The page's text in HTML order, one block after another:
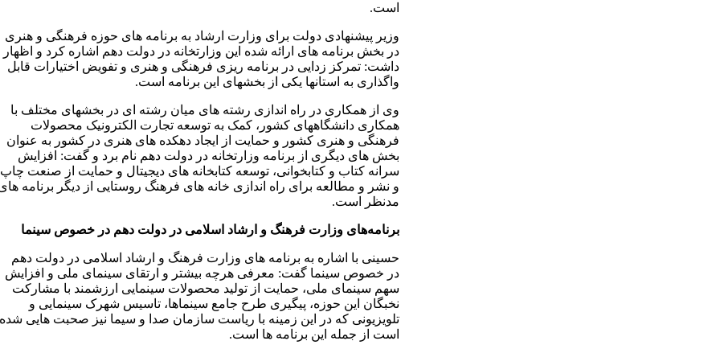
است.
وزیر پیشنهادی دولت برای وزارت ارشاد به برنامه های حوزه فرهنگی و هنری
در بخش برنامه های ارائه شده این وزارتخانه در دولت دهم اشاره کرد و اظهار
داشت: تمرکز زدایی در برنامه ریزی فرهنگی و هنری و تفویض اختیارات قابل
واگذاری به استانها یکی از بخشهای این برنامه است.
وی از همکاری در راه اندازی رشته های میان رشته ای در بخشهای مختلف با
همکاری دانشگاههای کشور، کمک به توسعه تجارت الکترونیک محصولات
فرهنگی و هنری کشور و حمایت از ایجاد دهکده های هنری در کشور به عنوان
بخش های دیگری از برنامه وزارتخانه در دولت دهم نام برد و گفت: افزایش
سرانه کتاب و کتابخوانی، توسعه کتابخانه های دیجیتال و حمایت از صنعت چاپ
و نشر و مطالعه برای راه اندازی خانه های فرهنگ روستایی از دیگر برنامه
مدنظر است.
برنامه‌های وزارت فرهنگ و ارشاد اسلامی در دولت دهم در خصوص سینما
حسینی با اشاره به برنامه های وزارت فرهنگ و ارشاد اسلامی در دولت دهم
در خصوص سینما گفت: معرفی هرچه بیشتر و ارتقای سینمای ملی و افزایش
سهم سینمای ملی، حمایت از تولید محصولات سینمایی ارزشمند با مشارکت
نخبگان این حوزه، پیگیری طرح جامع سینماها، تاسیس شهرک سینمایی و
تلویزیونی که در این زمینه با ریاست سازمان صدا و سیما نیز صحبت هایی شده
است از جمله این برنامه ها است.